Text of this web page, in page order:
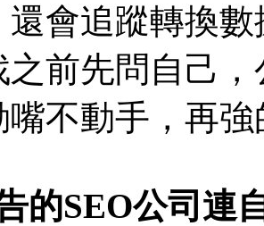
還會追蹤轉換
之前先問自己
嘴不動手，再
的SEO公司連